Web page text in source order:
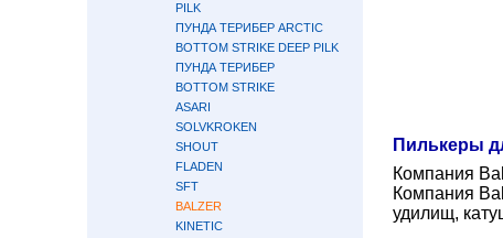
PILK
ПУНДА ТЕРИБЕР ARCTIC
BOTTOM STRIKE DEEP PILK
ПУНДА ТЕРИБЕР
BOTTOM STRIKE
ASARI
SOLVKROKEN
SHOUT
FLADEN
SFT
BALZER
KINETIC
Пилькеры
Компания
Компания
удилищ,